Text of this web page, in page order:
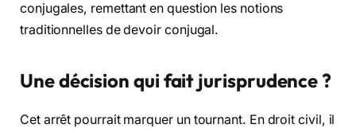
conjugales, remettant en question les notions
traditionnelles de devoir conjugal.
Une décision qui fait jurisprudence ?
Cet arrêt pourrait marquer un tournant. En droit civil, il